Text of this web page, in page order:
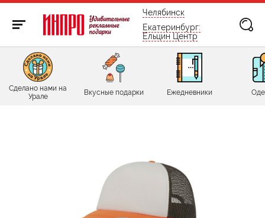
бесплатно по России
Челябинск
Екатеринбург:
Ельцин Центр
Сделано нами на
Урале
Вкусные подарки Ежедневники